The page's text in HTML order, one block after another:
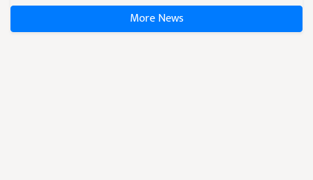
More News